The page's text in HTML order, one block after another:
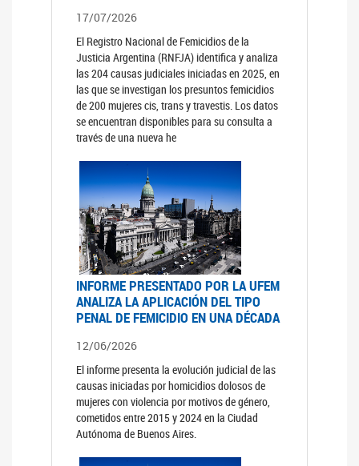
17/07/2026
El Registro Nacional de Femicidios de la
Justicia Argentina (RNFJA) identifica y analiza
las 204 causas judiciales iniciadas en 2025, en
las que se investigan los presuntos femicidios
de 200 mujeres cis, trans y travestis. Los datos
se encuentran disponibles para su consulta a
través de una nueva he
INFORME PRESENTADO POR LA UFEM
ANALIZA LA APLICACIÓN DEL TIPO
PENAL DE FEMICIDIO EN UNA DÉCADA
12/06/2026
El informe presenta la evolución judicial de las
causas iniciadas por homicidios dolosos de
mujeres con violencia por motivos de género,
cometidos entre 2015 y 2024 en la Ciudad
Autónoma de Buenos Aires.